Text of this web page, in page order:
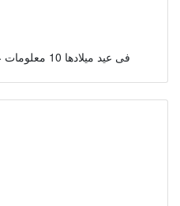
فى عيد ميلادها 10 معلومات عن المخرجة إيناس الدغيدى